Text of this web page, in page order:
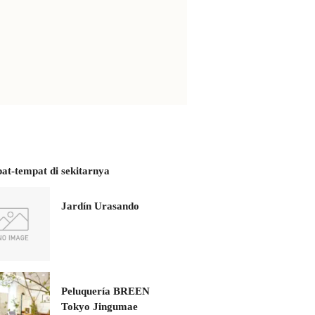
tempat di sekitarnya
Jardín Urasando
Peluquería BREEN
Tokyo Jingumae